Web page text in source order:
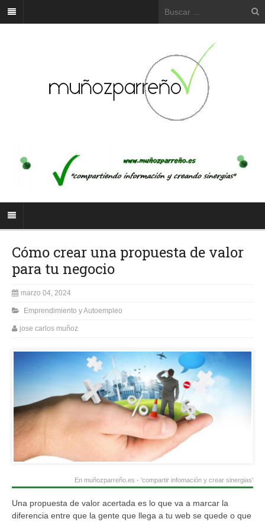
Cómo crear una propuesta de valor
para tu negocio
marzo 04, 2024
Emprendimiento y Autoempleo
jose carlos muñoz
En muñozparreño.es - 'compartir infomación y crear sinergias'
Una propuesta de valor acertada es lo que va a marcar la
diferencia entre que la gente que llega a tu web se quede o que